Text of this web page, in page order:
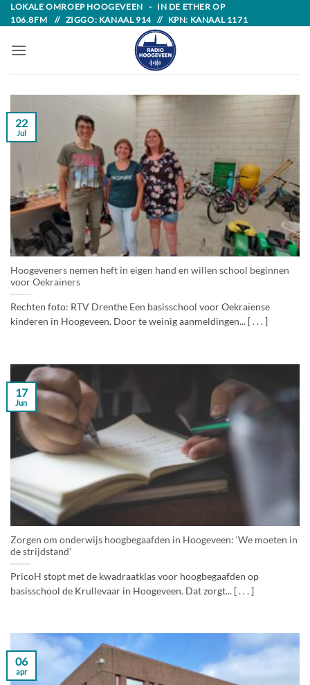
Skip
to
content
LOKALE OMROEP HOOGEVEEN - IN DE ETHER OP
106.8FM // ZIGGO: KANAAL 914 // KPN: KANAAL 1171
Hoogeveners nemen heft in eigen hand en willen school beginnen
voor Oekraïners
Rechten foto: RTV Drenthe Een basisschool voor Oekraïense
kinderen in Hoogeveen. Door te weinig aanmeldingen... [ . . . ]
22
Jul
Zorgen om onderwijs hoogbegaafden in Hoogeveen: ‘We moeten in
de strijdstand’
PricoH stopt met de kwadraatklas voor hoogbegaafden op
basisschool de Krullevaar in Hoogeveen. Dat zorgt... [ . . . ]
17
Jun
06
apr